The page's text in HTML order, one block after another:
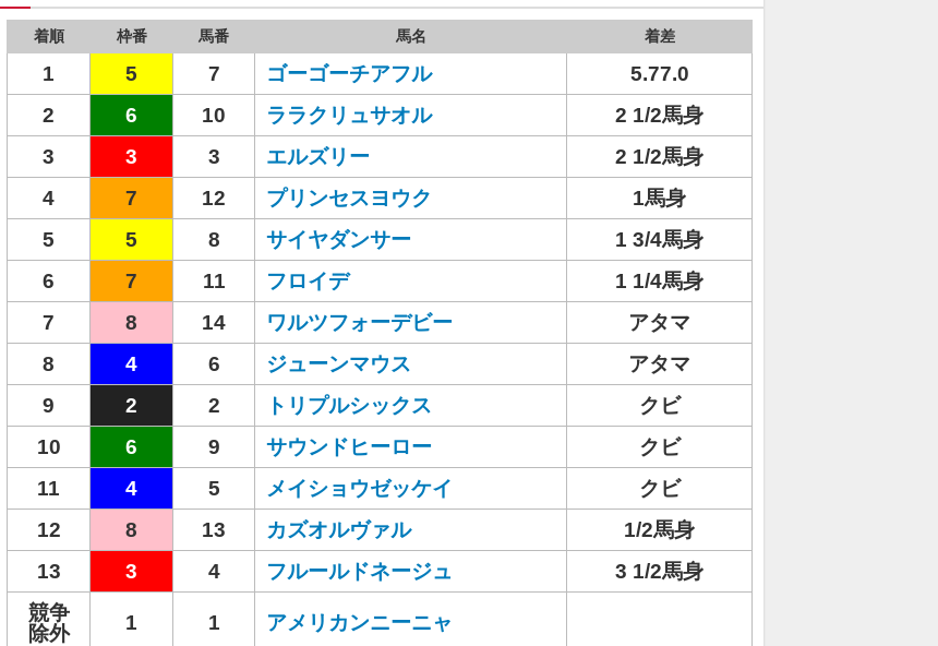
着順 枠番 馬番 馬名 着差
1 5 7 ゴーゴーチアフル
5.77.0
2
6 10 ララクリュサオル
2 1/2馬身
3
3 3 エルズリー
2 1/2馬身
4
7 12 プリンセスヨウク
1馬身
5
5 8 サイヤダンサー
1 3/4馬身
6
7 11 フロイデ
1 1/4馬身
7
8 14 ワルツフォーデビー
アタマ
8
4 6 ジューンマウス
アタマ
9
2 2 トリプルシックス
クビ
10
6 9 サウンドヒーロー
クビ
11
4 5 メイショウゼッケイ
クビ
12
8 13 カズオルヴァル
1/2馬身
13
3 4 フルールドネージュ
3 1/2馬身
競争
除外
1 1 アメリカンニーニャ